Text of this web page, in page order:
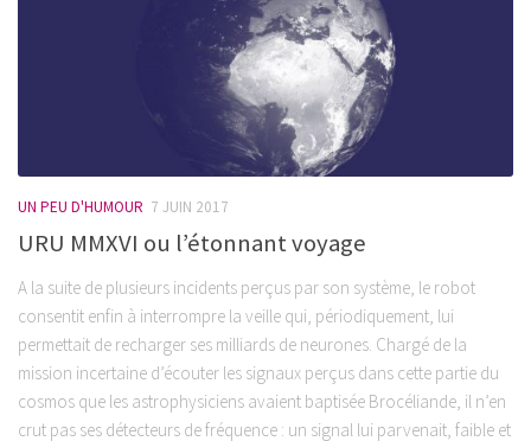
UN PEU D'HUMOUR 7 JUIN 2017
URU MMXVI ou l’étonnant voyage
A la suite de plusieurs incidents perçus par son système, le robot
consentit enfin à interrompre la veille qui, périodiquement, lui
permettait de recharger ses milliards de neurones. Chargé de la
mission incertaine d’écouter les signaux perçus dans cette partie du
cosmos que les astrophysiciens avaient baptisée Brocéliande, il n’en
crut pas ses détecteurs de fréquence : un signal lui parvenait, faible et